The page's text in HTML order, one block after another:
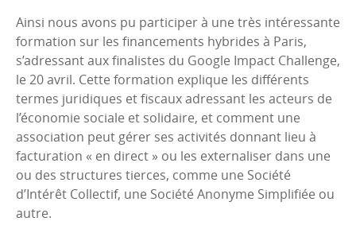
Ainsi nous avons pu participer à une très intéressante
formation sur les financements hybrides à Paris,
s’adressant aux finalistes du Google Impact Challenge,
le 20 avril. Cette formation explique les différents
termes juridiques et fiscaux adressant les acteurs de
l’économie sociale et solidaire, et comment une
association peut gérer ses activités donnant lieu à
facturation « en direct » ou les externaliser dans une
ou des structures tierces, comme une Société
d’Intérêt Collectif, une Société Anonyme Simplifiée ou
autre.